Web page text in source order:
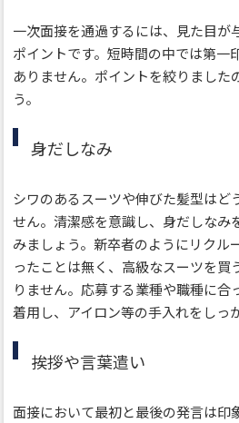
一次面接を通過するには、見た目が
ポイントです。短時間の中では第一
ありません。ポイントを絞りました
う。
身だしなみ
シワのあるスーツや伸びた髪型はど
せん。清潔感を意識し、身だしなみ
みましょう。新卒者のようにリクル
ったことは無く、高級なスーツを買
りません。応募する業種や職種に合
着用し、アイロン等の手入れをしっ
挨拶や言葉遣い
面接において最初と最後の発言は印